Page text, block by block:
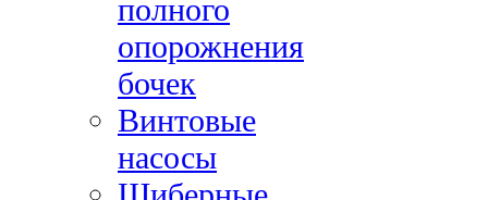
полного
опорожнения
бочек
Винтовые
насосы